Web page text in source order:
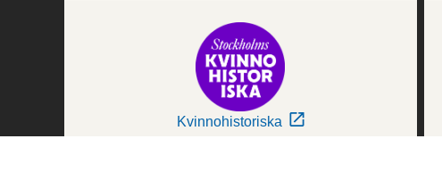
Kvinnohistoriska